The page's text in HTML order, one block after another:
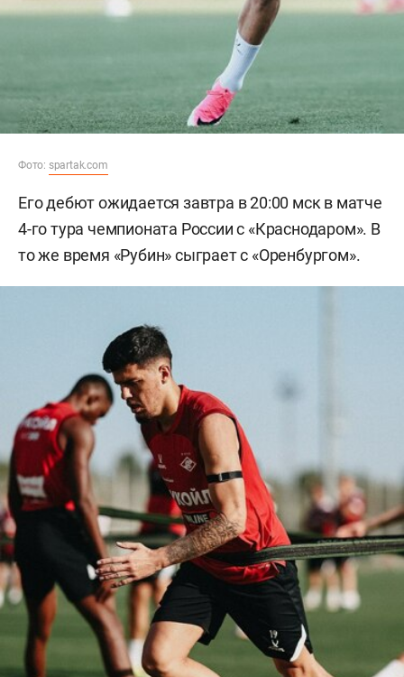
Фото: spartak.com
Его дебют ожидается завтра в 20:00 мск в матче
4-го тура чемпионата России с «Краснодаром». В
то же время «Рубин» сыграет с «Оренбургом».